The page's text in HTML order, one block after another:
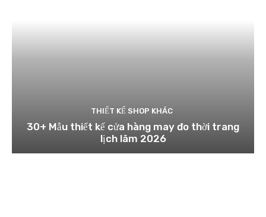
THIẾT KẾ SHOP KHÁC
30+ Mẫu thiết kế cửa hàng may đo thời trang
lịch lãm 2026